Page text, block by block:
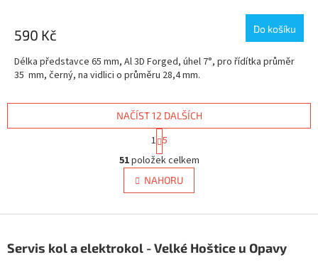
590 Kč Do košíku
Délka představce 65 mm, Al 3D Forged, úhel 7°, pro řídítka průměr
35 mm, černý, na vidlici o průměru 28,4 mm.
O
v
l
á
í
NAČÍST 12 DALŠÍCH
S
t
r
á
n
k
v
n
í
1 5
51položek celkem
NAHORU
pServis kol a elektrokol - Velké Hoštice u Opavy